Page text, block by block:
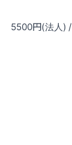
5500円(法人) /